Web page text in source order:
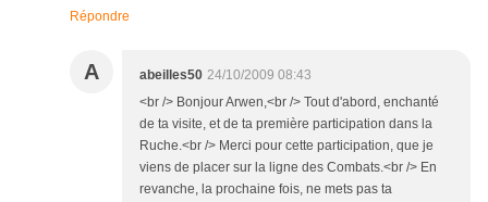
Répondre
A abeilles50 24/10/2009 08:43
<br /> Bonjour Arwen,<br /> Tout d'abord, enchanté
de ta visite, et de ta première participation dans la
Ruche.<br /> Merci pour cette participation, que je
viens de placer sur la ligne des Combats.<br /> En
revanche, la prochaine fois, ne mets pas ta